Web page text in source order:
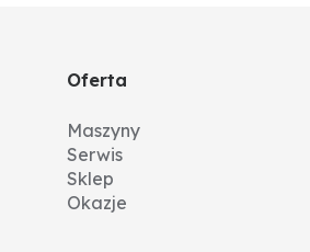
Oferta
Maszyny
Serwis
Sklep
Okazje